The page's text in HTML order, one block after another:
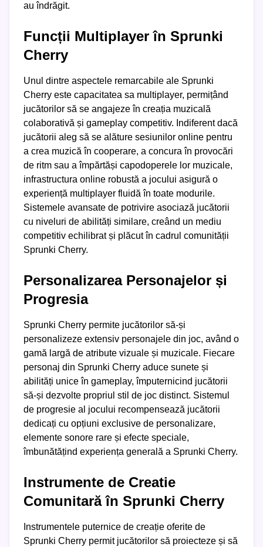
au îndrăgit.
Funcții Multiplayer în Sprunki
Cherry
Unul dintre aspectele remarcabile ale Sprunki
Cherry este capacitatea sa multiplayer, permițând
jucătorilor să se angajeze în creația muzicală
colaborativă și gameplay competitiv. Indiferent dacă
jucătorii aleg să se alăture sesiunilor online pentru
a crea muzică în cooperare, a concura în provocări
de ritm sau a împărtăși capodoperele lor muzicale,
infrastructura online robustă a jocului asigură o
experiență multiplayer fluidă în toate modurile.
Sistemele avansate de potrivire asociază jucătorii
cu niveluri de abilități similare, creând un mediu
competitiv echilibrat și plăcut în cadrul comunității
Sprunki Cherry.
Personalizarea Personajelor și
Progresia
Sprunki Cherry permite jucătorilor să-și
personalizeze extensiv personajele din joc, având o
gamă largă de atribute vizuale și muzicale. Fiecare
personaj din Sprunki Cherry aduce sunete și
abilități unice în gameplay, împuternicind jucătorii
să-și dezvolte propriul stil de joc distinct. Sistemul
de progresie al jocului recompensează jucătorii
dedicați cu opțiuni exclusive de personalizare,
elemente sonore rare și efecte speciale,
îmbunătățind experiența generală a Sprunki Cherry.
Instrumente de Creatie
Comunitară în Sprunki Cherry
Instrumentele puternice de creație oferite de
Sprunki Cherry permit jucătorilor să proiecteze și să